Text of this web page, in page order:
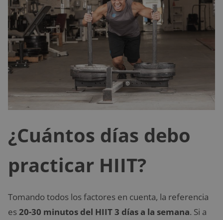
¿Cuántos días debo
practicar HIIT?
Tomando todos los factores en cuenta, la referencia
es20-30 minutos del HIIT 3 días a la semana. Si a